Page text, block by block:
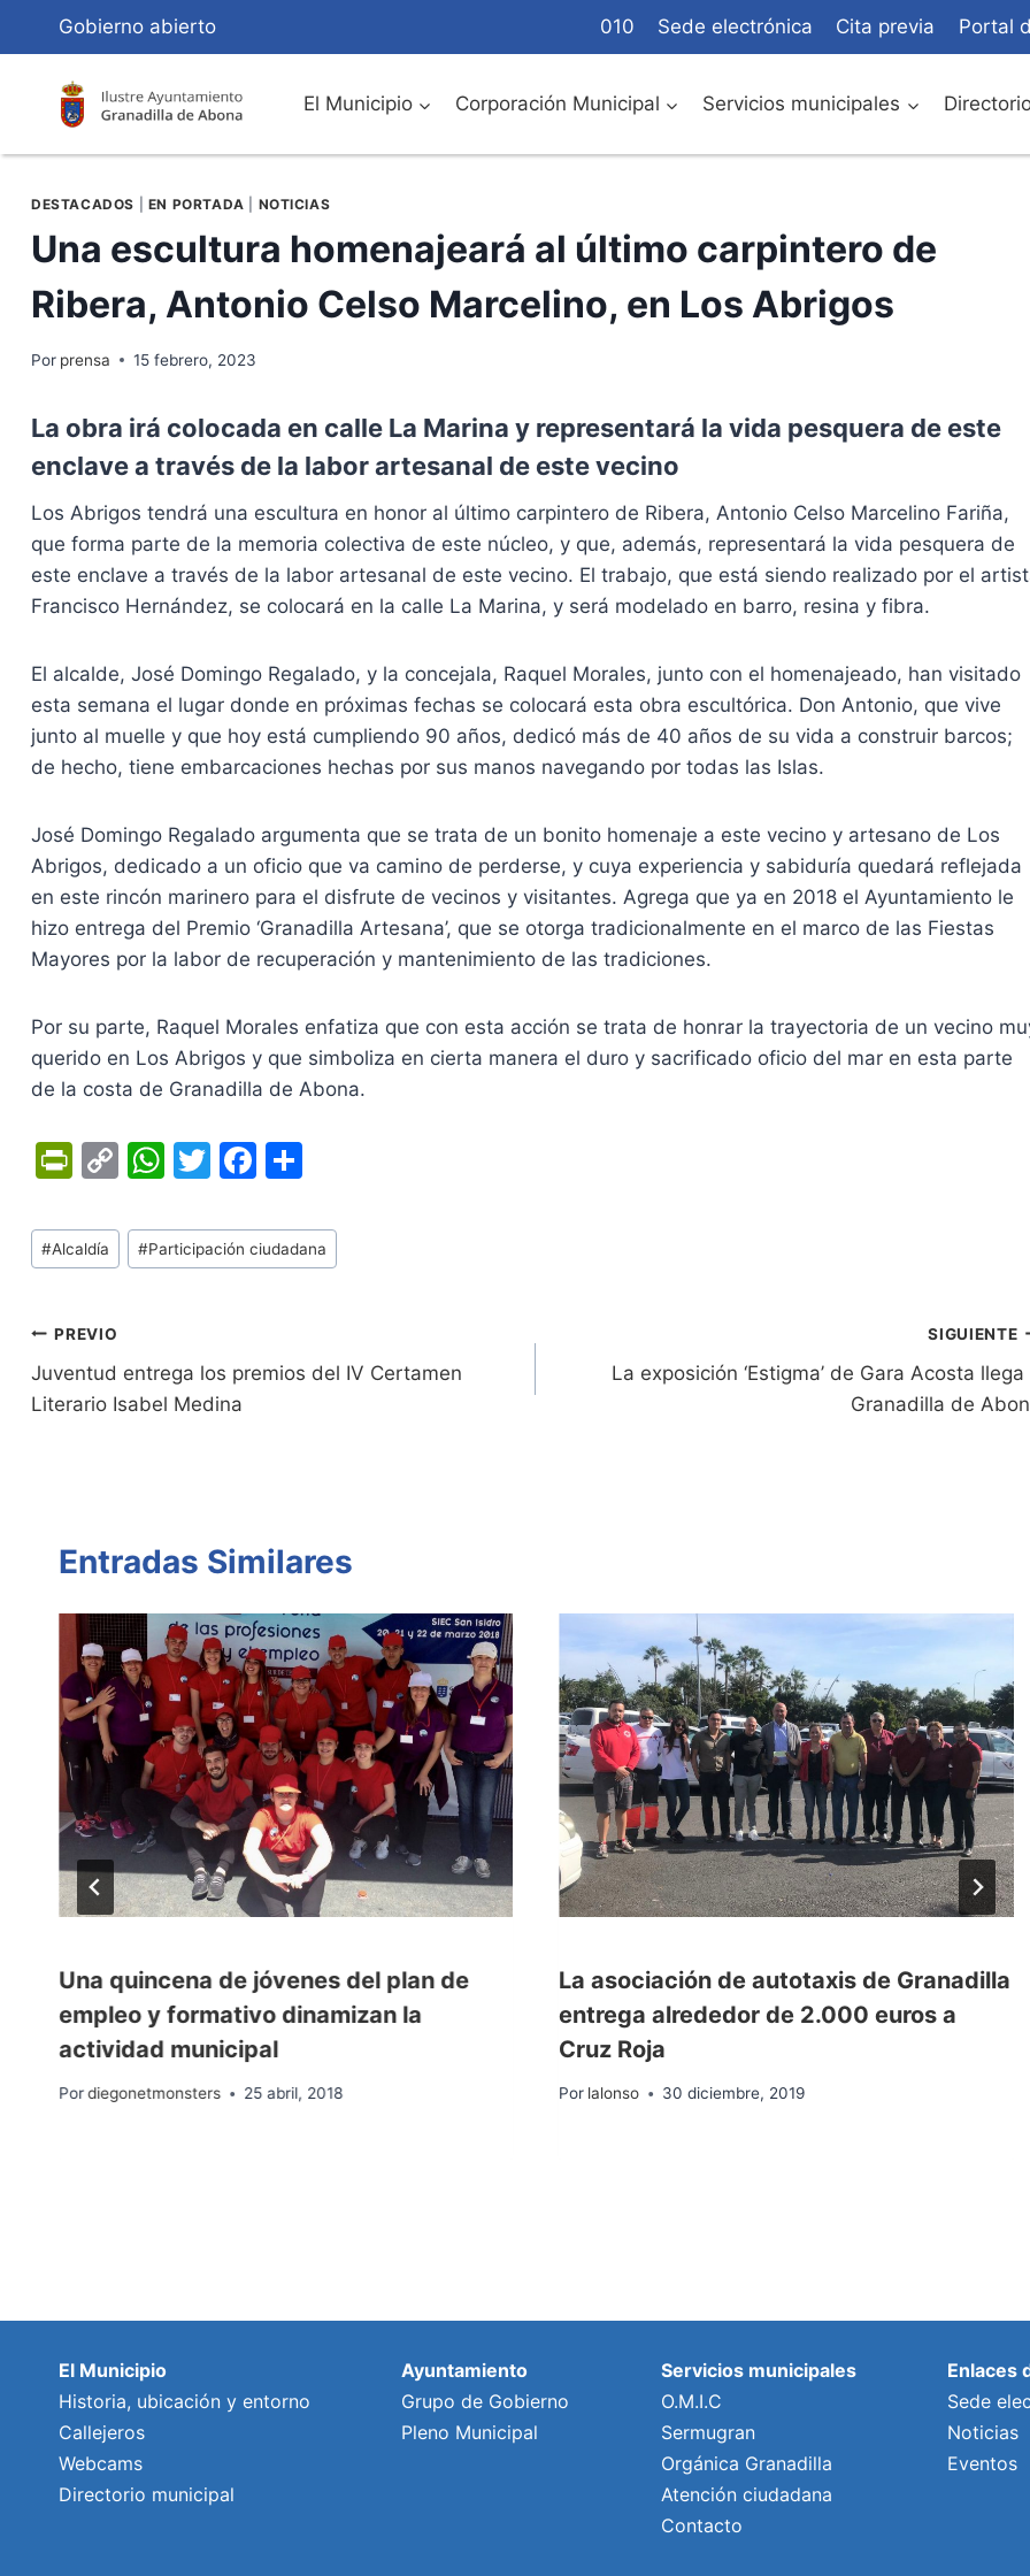
Contenido
Gobierno abierto 010 Sede electrónica Cita previa Portal
El Municipio Corporación Municipal Servicios municipales
DESTACADOS EN PORTADA NOTICIAS
Una escultura homenajeará al último carpintero de
Ribera, Antonio Celso Marcelino, en Los Abrigos
Por prensa 15 febrero, 2023
La obra irá colocada en calle La Marina y representará la vida pesquera de este
enclave a través de la labor artesanal de este vecino
Los Abrigos tendrá una escultura en honor al último carpintero de Ribera, Antonio Celso Marcelino Fariña,
que forma parte de la memoria colectiva de este núcleo, y que, además, representará la vida pesquera de
este enclave a través de la labor artesanal de este vecino. El trabajo, que está siendo realizado por el
Francisco Hernández, se colocará en la calle La Marina, y será modelado en barro, resina y fibra.
El alcalde, José Domingo Regalado, y la concejala, Raquel Morales, junto con el homenajeado, han visitado
esta semana el lugar donde en próximas fechas se colocará esta obra escultórica. Don Antonio, que vive
junto al muelle y que hoy está cumpliendo 90 años, dedicó más de 40 años de su vida a construir barcos;
de hecho, tiene embarcaciones hechas por sus manos navegando por todas las Islas.
José Domingo Regalado argumenta que se trata de un bonito homenaje a este vecino y artesano de Los
Abrigos, dedicado a un oficio que va camino de perderse, y cuya experiencia y sabiduría quedará reflejada
en este rincón marinero para el disfrute de vecinos y visitantes. Agrega que ya en 2018 el Ayuntamiento le
hizo entrega del Premio ‘Granadilla Artesana’, que se otorga tradicionalmente en el marco de las Fiestas
Mayores por la labor de recuperación y mantenimiento de las tradiciones.
Por su parte, Raquel Morales enfatiza que con esta acción se trata de honrar la trayectoria de un vecino
querido en Los Abrigos y que simboliza en cierta manera el duro y sacrificado oficio del mar en esta parte
de la costa de Granadilla de Abona.
Pr
tF
ri
n
dl
y
C
p
y
k
W
at
s
p
T
itt
er
F
c
e
o
m
p
Tags
de
#Alcaldía #Participación ciudadana
Navegación
de
PREVIO
Juventud entrega los premios del IV Certamen
Literario Isabel Medina
SIGUIENTE
La exposición ‘Estigma’ de Gara Acosta llega
Granadilla de
Entradas Similares
Una quincena de jóvenes del plan de
empleo y formativo dinamizan la
actividad municipal
Pordiegonetmonsters 25 abril, 2018
La asociación de autotaxis de Granadilla
entrega alrededor de 2.000 euros a
Cruz Roja
Por lalonso 30 diciembre, 2019
El Municipio
Historia, ubicación y entorno
Callejeros
Webcams
Directorio municipal
Ayuntamiento
Grupo de Gobierno
Pleno Municipal
Servicios municipales
O.M.I.C
Sermugran
Orgánica Granadilla
Atención ciudadana
Contacto
Enlaces
Sede
Noticias
Eventos